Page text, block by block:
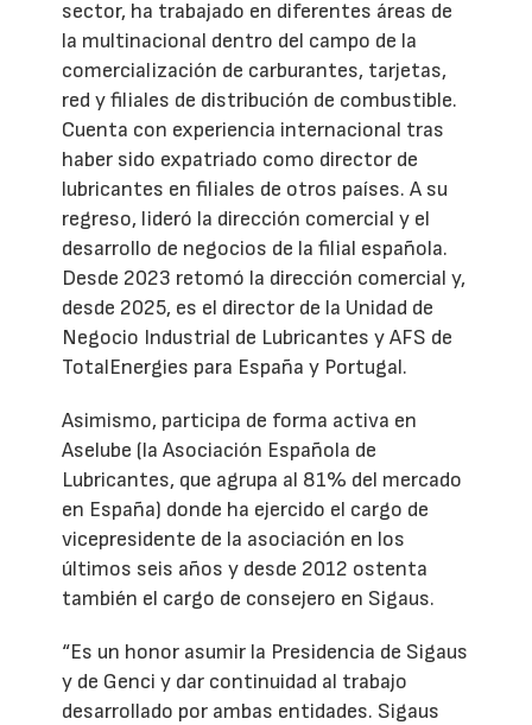
sector, ha trabajado en diferentes áreas de
la multinacional dentro del campo de la
comercialización de carburantes, tarjetas,
red y filiales de distribución de combustible.
Cuenta con experiencia internacional tras
haber sido expatriado como director de
lubricantes en filiales de otros países. A su
regreso, lideró la dirección comercial y el
desarrollo de negocios de la filial española.
Desde 2023 retomó la dirección comercial y,
desde 2025, es el director de la Unidad de
Negocio Industrial de Lubricantes y AFS de
TotalEnergies para España y Portugal.
Asimismo, participa de forma activa en
Aselube (la Asociación Española de
Lubricantes, que agrupa al 81% del mercado
en España) donde ha ejercido el cargo de
vicepresidente de la asociación en los
últimos seis años y desde 2012 ostenta
también el cargo de consejero en Sigaus.
“Es un honor asumir la Presidencia de Sigaus
y de Genci y dar continuidad al trabajo
desarrollado por ambas entidades. Sigaus